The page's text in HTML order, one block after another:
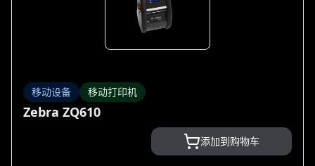
移动设备 移动打印机
Zebra ZQ610
添加到购物车